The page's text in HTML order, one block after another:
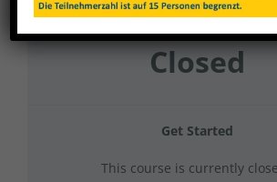
Closed
Get Started
This course is currently